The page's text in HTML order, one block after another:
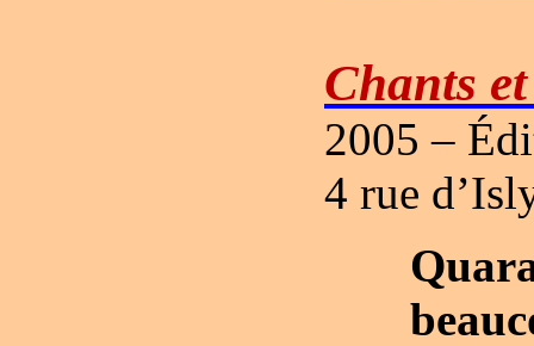
Chants
2005 –
4 rue